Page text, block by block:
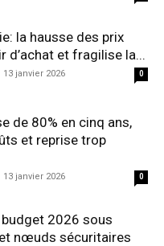
la hausse des prix
d’achat et fragilise la...
13 janvier 2026 0
de 80% en cinq ans,
et reprise trop
13 janvier 2026 0
budget 2026 sous
nœuds sécuritaires